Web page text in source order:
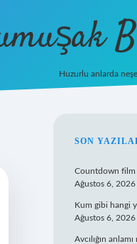
Huzurlu anlarda
SON
Countdown film
Ağustos 6, 2026
Kum gibi hangi
Ağustos 6, 2026
Avcılığın